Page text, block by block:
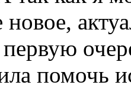
новое,
помочь